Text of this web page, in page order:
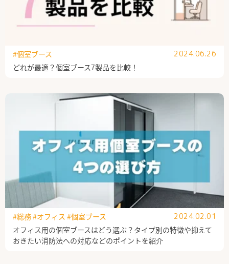
どれが最適？個室ブース7製品を比較！
#個室ブース 2024.06.26
オフィス用の個室ブースはどう選ぶ？タイプ別の特徴や抑えて
おきたい消防法への対応などのポイントを紹介
#総務#オフィス #個室ブース 2024.02.01